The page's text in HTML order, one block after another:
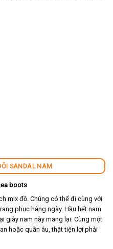
SANDAL NAM
boots
mix đồ. Chúng có thể đi cùng với
phục hàng ngày. Hầu hết nam
giày nam này mang lại. Cùng một
hoặc quần âu, thật tiện lợi phải